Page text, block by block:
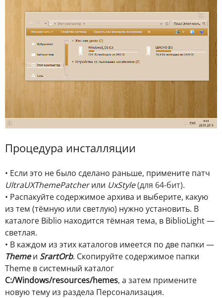
Процедура инсталляции
• Если это не было сделано раньше, примените патч
UltraUXThemePatcherили UxStyle(для 64-бит).
• Распакуйте содержимое архива и выберите, какую
из тем (тёмную или светлую) нужно установить. В
каталоге Biblio находится тёмная тема, в BiblioLight —
светлая.
• В каждом из этих каталогов имеется по две папки —
Themeи SrartOrb. Скопируйте содержимое папки
Theme в системный каталог
C:/Windows/resources/hemes, а затем примените
новую тему из раздела Персонализация.